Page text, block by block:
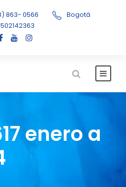
863- 0566
Bogotá
enero a